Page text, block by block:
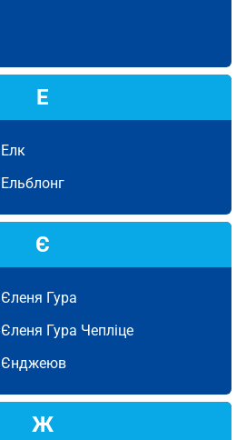
Е
Елк
Ельблонг
Є
Єленя Гура
Єленя Гура Чепліце
Єнджеюв
Ж